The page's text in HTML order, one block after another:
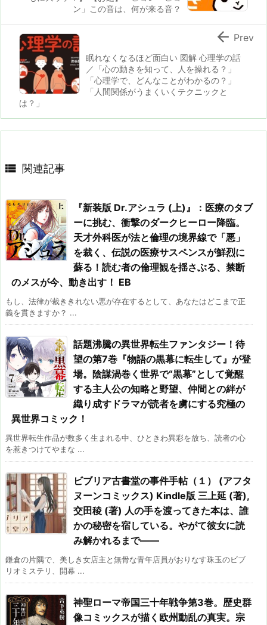
ン」この音は、何が来る音？
眠れなくなるほど面白い 図解 心理学の話
／「心の動きを知って、人を操れる？」
「心理学で、どんなことがわかるの？」
「人間関係がうまくいくテクニックと
は？」
 Prev
 関連記事
『新装版 Dr.アシュラ (上)』：医療のタブ
ーに挑む、衝撃のダークヒーロー降臨。
天才外科医が法と倫理の境界線で「悪」
を裁く、伝説の医療サスペンスが鮮烈に
蘇る！読む者の倫理観を揺さぶる、禁断
のメスが今、動き出す！ EB
もし、法律が裁ききれない悪が存在するとして、あなたはどこまで正
義を貫きますか？ ...
話題沸騰の異世界転生ファンタジー！待
望の第7巻『物語の黒幕に転生して』が登
場。陰謀渦巻く世界で“黒幕”として覚醒
する主人公の知略と野望、仲間との絆が
織り成すドラマが読者を虜にする究極の
異世界コミック！
異世界転生作品が数多く生まれる中、ひときわ異彩を放ち、読者の心
を惹きつけてやまな ...
ビブリア古書堂の事件手帖（１） (アフタ
ヌーンコミックス) Kindle版 三上延 (著),
交田稜 (著) 人の手を渡ってきた本は、誰
かの秘密を宿している。やがて彼女に読
み解かれるまで――
鎌倉の片隅で、美しき女店主と無骨な青年店員がおりなす珠玉のビブ
リオミステリ、開幕 ...
神聖ローマ帝国三十年戦争第3巻。歴史群
像コミックスが描く欧州動乱の真実。宗